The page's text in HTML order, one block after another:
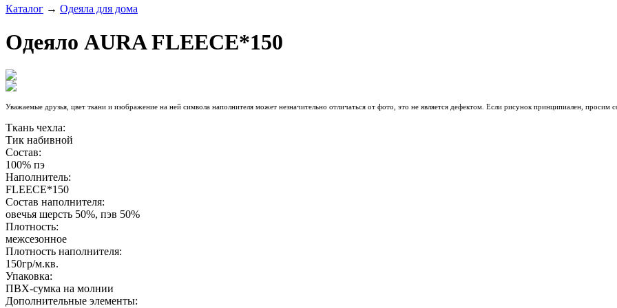
Каталог → Одеяла для дома
Одеяло AURA FLEECE*150
Уважаемые друзья, цвет ткани и изображение на ней символа наполнителя может незначительно отличаться от фото, это не является дефектом. Если рисунок принципиален, просим
Ткань чехла:
Тик набивной
Состав:
100% пэ
Наполнитель:
FLEECE*150
Состав наполнителя:
овечья шерсть 50%, пэв 50%
Плотность:
межсезонное
Плотность наполнителя:
150гр/м.кв.
Упаковка:
ПВХ-сумка на молнии
Дополнительные элементы: